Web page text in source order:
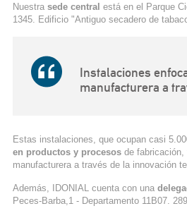
Nuestra sede central está en el Parque
1345. Edificio "Antiguo secadero de
Instalaciones
manufacturera a
Estas instalaciones, que ocupan casi
en productos y procesosde fabricación,
manufacturera a través de la innovación
Además, IDONIAL cuenta con una
Peces-Barba,1 - Departamento 11B07.